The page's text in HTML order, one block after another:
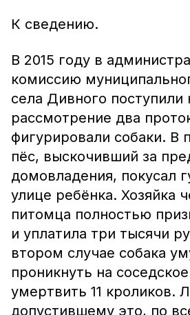
К сведению.
В 2015 году в
комиссию
села Дивного поступили
рассмотрение два
фигурировали собаки. В
пёс, выскочивший за
домовладения, покусал
улице ребёнка. Хозяйка
питомца полностью
и уплатила три тысячи
втором случае собака
проникнуть на
умертвить 11 кроликов.
допустившему это, по